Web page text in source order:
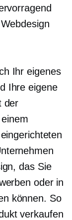
Ihr eigenes
Ihre eigene
der
das Sie
oder in
können. So
verkaufen